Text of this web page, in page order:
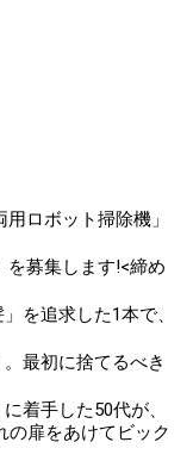
ロボット掃除機」
を募集します!<締め
を追求した1本で、
最初に捨てるべき
着手した50代が、
の扉をあけてビック